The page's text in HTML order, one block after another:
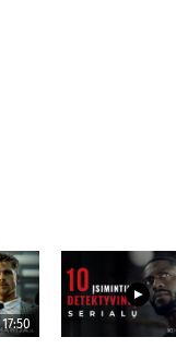
17:50